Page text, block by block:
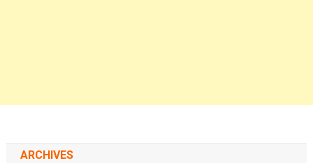
ARCHIVES